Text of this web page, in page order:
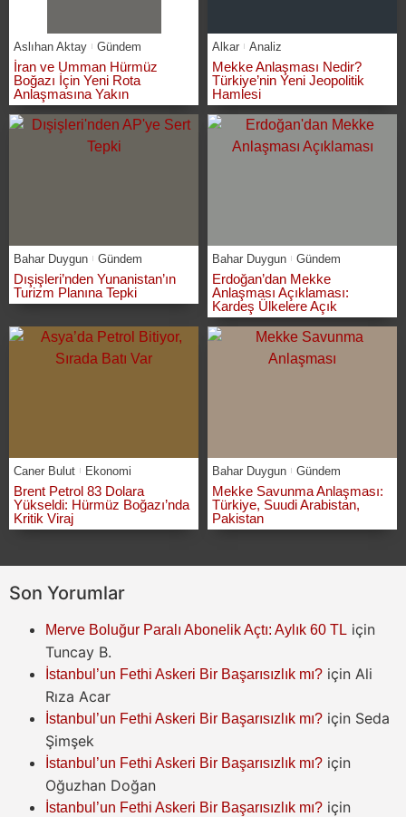
Aslıhan Aktay Gündem
İran ve Umman Hürmüz
Boğazı İçin Yeni Rota
Anlaşmasına Yakın
Alkar Analiz
Mekke Anlaşması Nedir?
Türkiye’nin Yeni Jeopolitik
Hamlesi
Bahar Duygun Gündem
Dışişleri’nden Yunanistan’ın
Turizm Planına Tepki
Bahar Duygun Gündem
Erdoğan’dan Mekke
Anlaşması Açıklaması:
Kardeş Ülkelere Açık
Caner Bulut Ekonomi
Brent Petrol 83 Dolara
Yükseldi: Hürmüz Boğazı’nda
Kritik Viraj
Bahar Duygun Gündem
Mekke Savunma Anlaşması:
Türkiye, Suudi Arabistan,
Pakistan
Son Yorumlar
Merve Boluğur Paralı Abonelik Açtı: Aylık 60 TL için
Tuncay B.
İstanbul’un Fethi Askeri Bir Başarısızlık mı? için Ali
Rıza Acar
İstanbul’un Fethi Askeri Bir Başarısızlık mı? için Seda
Şimşek
İstanbul’un Fethi Askeri Bir Başarısızlık mı? için
Oğuzhan Doğan
İstanbul’un Fethi Askeri Bir Başarısızlık mı? için